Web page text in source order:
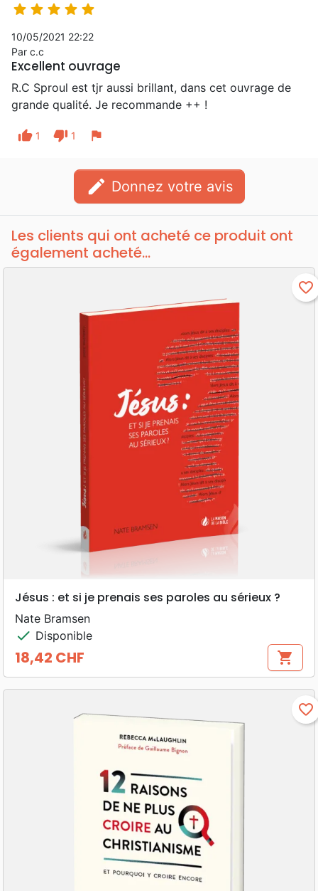
    
10/05/2021 22:22
Par c.c
Excellent ouvrage
R.C Sproul est tjr aussi brillant, dans cet ouvrage de
grande qualité. Je recommande ++ !
thumb_up 1 thumb_down 1 flag
edit Donnez votre avis
Les clients qui ont acheté ce produit ont
également acheté...
favorite_border
Jésus : et si je prenais ses paroles au sérieux ?
Nate Bramsen
check Disponible
Prix
18,42 CHF shopping_cart
favorite_border